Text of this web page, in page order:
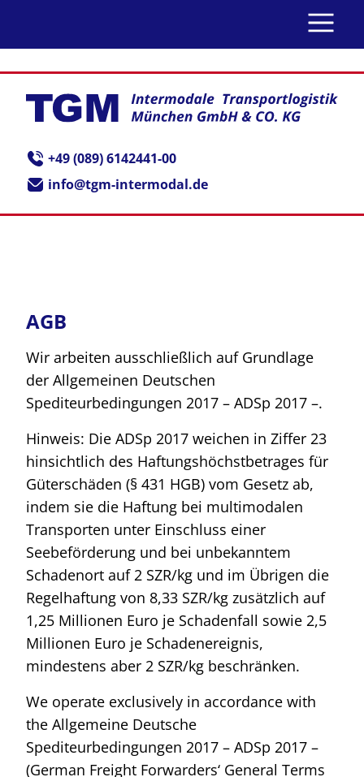
+49 (089) 6142441-00
info@tgm-intermodal.de
AGB
Wir arbeiten ausschließlich auf Grundlage
der Allgemeinen Deutschen
Spediteurbedingungen 2017 – ADSp 2017 –.
Hinweis: Die ADSp 2017 weichen in Ziffer 23
hinsichtlich des Haftungshöchstbetrages für
Güterschäden (§ 431 HGB) vom Gesetz ab,
indem sie die Haftung bei multimodalen
Transporten unter Einschluss einer
Seebeförderung und bei unbekanntem
Schadenort auf 2 SZR/kg und im Übrigen die
Regelhaftung von 8,33 SZR/kg zusätzlich auf
1,25 Millionen Euro je Schadenfall sowie 2,5
Millionen Euro je Schadenereignis,
mindestens aber 2 SZR/kg beschränken.
We operate exclusively in accordance with
the Allgemeine Deutsche
Spediteurbedingungen 2017 – ADSp 2017 –
(German Freight Forwarders‘ General Terms